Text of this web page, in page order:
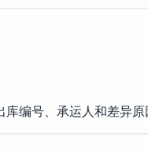
编号、承运人和差异原